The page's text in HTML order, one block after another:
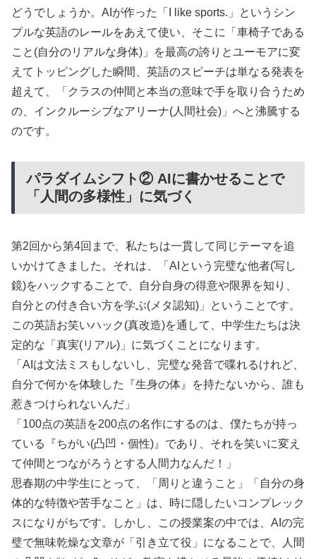
どうでしょうか。AIが作った「I like sports.」というシン
プルな英語のレールをあえて使い、そこに「車椅子である
こと(自分のリアルな身体)」を最高の誇りとユーモアに変
えてトッピングした瞬間、英語のスピーチは単なる発表を
超えて、「クラスの仲間と本当の意味で手を取り合うため
の、インクルーシブなアリーナ(人間社会)」へと沸騰する
のです。
パラダイムシフト② AIに書かせることで
「人間の多様性」に気づく
第2回から第4回まで、私たちは一貫して同じテーマを追
いかけてきました。それは、「AIという完璧な他者(写し
鏡)をハックすることで、自分自身の得意や限界を知り、
自分との付き合い方を学ぶ(メタ認知)」ということです。
この英語お笑いハック(真改造)を通して、中学生たちは決
定的な「真実(リアル)」に気づくことになります。
「AIは文法ミスもしないし、完璧な発音で喋れるけれど、
自分で何かを体験した『生身の体』を持たないから、誰も
惹きつけられないんだ」
「100点の英語を200点の名作にするのは、僕たちが持っ
ている『ちがい(凸凹・個性)』であり、それを笑いに変え
て仲間とつながろうとする人間力なんだ！」
思春期の中学生にとって、「周りと違うこと」「自分の身
体的な特徴や苦手なこと」は、時に隠したいコンプレック
スになりがちです。しかし、この授業案の中では、AIの完
璧で無味乾燥な文章が「引き立て役」になることで、人間